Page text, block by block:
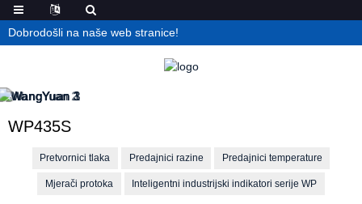
Dobrodošli na naše web stranice!
WP435S
Pretvornici tlaka Predajnici razine Predajnici temperature
Mjerači protoka Inteligentni industrijski indikatori serije WP